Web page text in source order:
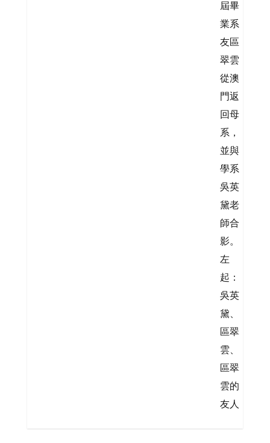
屆畢
業系
友區
翠雲
從澳
門返
回母
系，
並與
學系
吳英
黛老
師合
影。
左
起：
吳英
黛、
區翠
雲、
區翠
雲的
友人